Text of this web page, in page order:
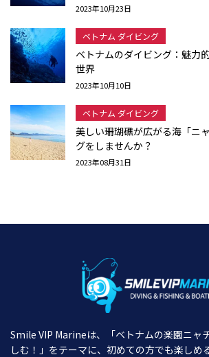
2023年10月23日
ベトナム ダイビング
ベトナムのダイビング：魅力
世界
2023年10月10日
ベトナム ダイビング
美しい珊瑚礁が広がる海「ニ
グをしませんか？
2023年08月31日
Smile VIP Marineは、「ベトナムの楽園ニャ
しむ！」をテーマに、初めての方でも楽しめ